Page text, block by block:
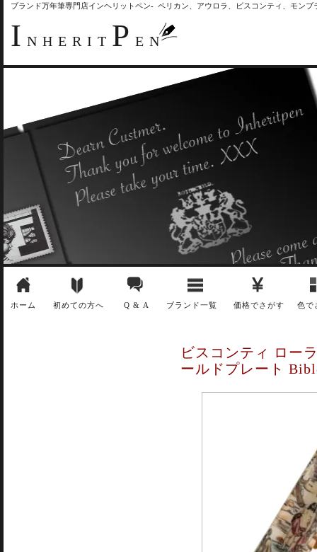
ブランド万年筆専門店インヘリットペン- ペリカン、アウロラ、ビスコンティ、モン
I NHERIT P EN
ホーム 初めての方へ Q & A ブランド一覧 価格でさがす 色で
ビスコンティ ロー
ールドプレート